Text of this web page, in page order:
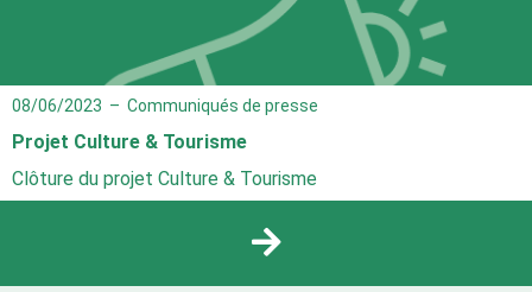
08/06/2023 – Communiqués de presse
Projet Culture & Tourisme
Clôture du projet Culture & Tourisme